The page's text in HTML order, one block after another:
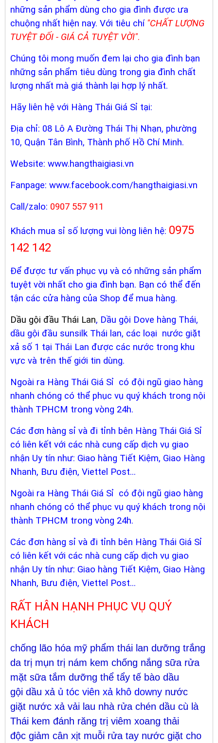
những sản phẩm dùng cho gia đình được ưa
chuộng nhất hiện nay. Với tiêu chí "CHẤT LƯỢNG
TUYỆT ĐỐI - GIÁ CẢ TUYỆT VỜI".
Chúng tôi mong muốn đem lại cho gia đình bạn
những sản phẩm tiêu dùng trong gia đình chất
lượng nhất mà giá thành lại hợp lý nhất.
Hãy liên hệ với Hàng Thái Giá Sỉ tại:
Địa chỉ: 08 Lô A Đường Thái Thị Nhạn, phường
10, Quận Tân Bình, Thành phố Hồ Chí Minh.
Website: www.hangthaigiasi.vn
Fanpage: www.facebook.com/hangthaigiasi.vn
Call/zalo: 0907 557 911
Khách mua sỉ số lượng vui lòng liên hệ: 0975
142 142
Để được tư vấn phục vụ và có những sản phẩm
tuyệt vời nhất cho gia đình bạn. Bạn có thể đến
tận các cửa hàng của Shop để mua hàng.
Dầu gội đầu Thái Lan, Dầu gội Dove hàng Thái,
dầu gội đầu sunsilk Thái lan, các loại nước giặt
xả số 1 tại Thái Lan được các nước trong khu
vực và trên thế giới tin dùng.
Ngoài ra Hàng Thái Giá Sỉ có đội ngũ giao hàng
nhanh chóng có thể phục vụ quý khách trong nội
thành TPHCM trong vòng 24h.
Các đơn hàng sỉ và đi tỉnh bên Hàng Thái Giá Sỉ
có liên kết với các nhà cung cấp dịch vụ giao
nhận Uy tín như: Giao hàng Tiết Kiệm, Giao Hàng
Nhanh, Bưu điện, Viettel Post...
Ngoài ra Hàng Thái Giá Sỉ có đội ngũ giao hàng
nhanh chóng có thể phục vụ quý khách trong nội
thành TPHCM trong vòng 24h.
Các đơn hàng sỉ và đi tỉnh bên Hàng Thái Giá Sỉ
có liên kết với các nhà cung cấp dịch vụ giao
nhận Uy tín như: Giao hàng Tiết Kiệm, Giao Hàng
Nhanh, Bưu điện, Viettel Post...
RẤT HÂN HẠNH PHỤC VỤ QUÝ
KHÁCH
chống lão hóa mỹ phẩm thái lan dưỡng trắng
da trị mụn trị nám kem chống nắng sữa rửa
mặt sữa tắm dưỡng thể tẩy tế bào dầu
gội dầu xả ủ tóc viên xả khô downy nước
giặt nước xả vải lau nhà rửa chén dầu cù là
Thái kem đánh răng trị viêm xoang thải
độc giảm cân xịt muỗi rửa tay nước giặt cho